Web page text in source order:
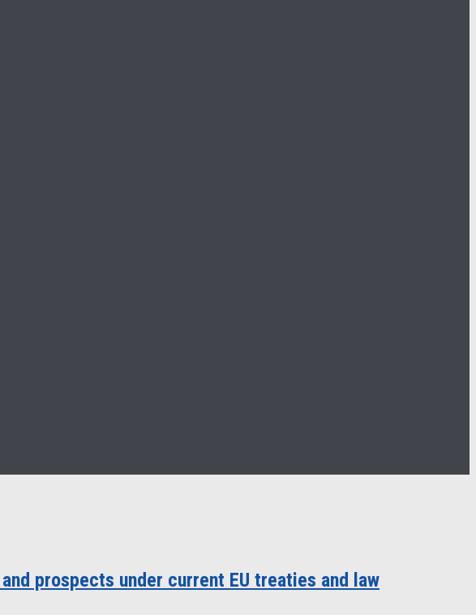
prospects under current EU treaties and law